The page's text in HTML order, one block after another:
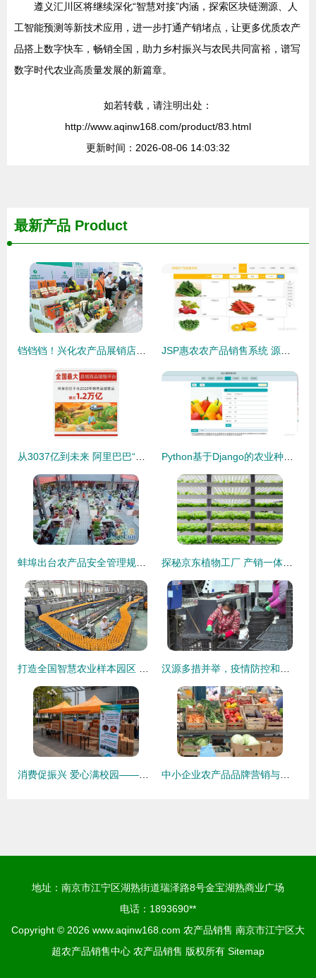
遵义汇川区将继续深化“智慧对接”内涵，探索区块链溯源、人
工智能预测等新技术应用，进一步打通产销堵点，让更多优质农产
品搭上数字快车，畅销全国，助力乡村振兴与农民共同富裕，谱写
数字时代农业高质量发展的新篇章。
如若转载，请注明出处：
http://www.aqinw168.com/product/83.html
更新时间：2026-08-06 14:03:32
最新产品 Product
地址：南京市江宁区湖熟街道瑞泽路8号金宝湖熟商业广场
电话：1893690**
Copyright © 2026 www.aqinw168.com 农产品销售 南京市江宁区大
超农产品销售中心 农产品销售 版权所有 Sitemap